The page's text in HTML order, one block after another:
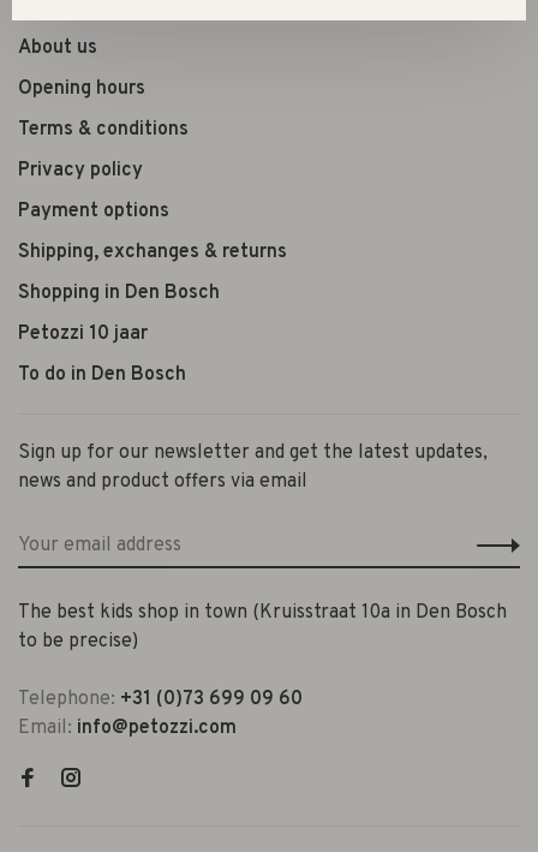
About us
Opening hours
Terms & conditions
Privacy policy
Payment options
Shipping, exchanges & returns
Shopping in Den Bosch
Petozzi 10 jaar
To do in Den Bosch
Sign up for our newsletter and get the latest updates,
news and product offers via email
The best kids shop in town (Kruisstraat 10a in Den Bosch
to be precise)
Telephone: +31 (0)73 699 09 60
Email: info@petozzi.com